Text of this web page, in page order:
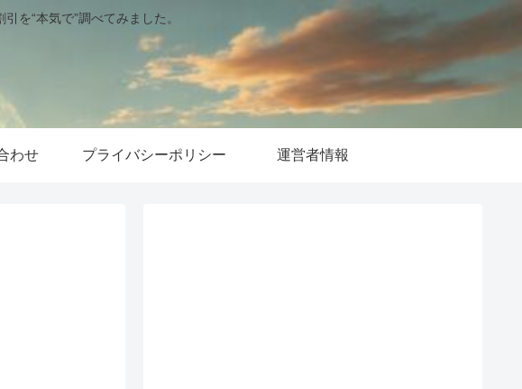
を“本気で”調べてみました。
わせ プライバシーポリシー 運営者情報